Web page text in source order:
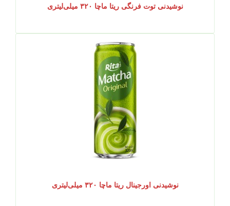
نوشیدنی توت فرنگی ریتا ماچا ۳۲۰ میلی‌لیتری
نوشیدنی اورجینال ریتا ماچا ۳۲۰ میلی‌لیتری